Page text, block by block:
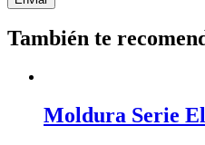
También te
Moldura Serie